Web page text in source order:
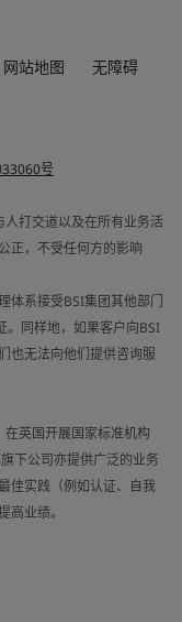
网站地图 无障碍
号
打交道以及在所有业务活
正，不受任何方的影响
体系接受BSI集团其他部门
。同样地，如果客户向BSI
也无法向他们提供咨询服
英国开展国家标准机构
下公司亦提供广泛的业务
佳实践（例如认证、自我
业绩。